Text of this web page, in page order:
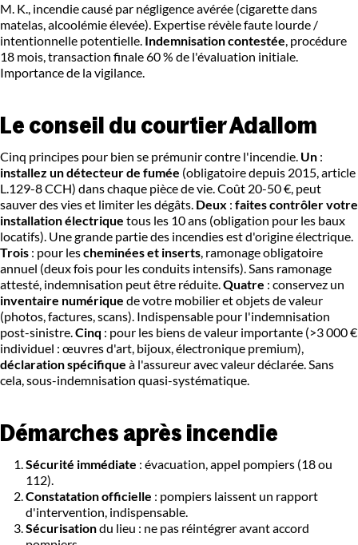
M. K., incendie causé par négligence avérée (cigarette dans
matelas, alcoolémie élevée). Expertise révèle faute lourde /
intentionnelle potentielle. Indemnisation contestée, procédure
18 mois, transaction finale 60 % de l'évaluation initiale.
Importance de la vigilance.
Le conseil du courtier Adallom
Cinq principes pour bien se prémunir contre l'incendie. Un :
installez un détecteur de fumée (obligatoire depuis 2015, article
L.129-8 CCH) dans chaque pièce de vie. Coût 20-50 €, peut
sauver des vies et limiter les dégâts. Deux : faites contrôler votre
installation électrique tous les 10 ans (obligation pour les baux
locatifs). Une grande partie des incendies est d'origine électrique.
Trois : pour lescheminées et inserts, ramonage obligatoire
annuel (deux fois pour les conduits intensifs). Sans ramonage
attesté, indemnisation peut être réduite.Quatre : conservez un
inventaire numérique de votre mobilier et objets de valeur
(photos, factures, scans). Indispensable pour l'indemnisation
post-sinistre.Cinq : pour les biens de valeur importante (>3 000 €
individuel : œuvres d'art, bijoux, électronique premium),
déclaration spécifique à l'assureur avec valeur déclarée. Sans
cela, sous-indemnisation quasi-systématique.
Démarches après incendie
Sécurité immédiate : évacuation, appel pompiers (18 ou
112).
Constatation officielle : pompiers laissent un rapport
d'intervention, indispensable.
Sécurisationdu lieu : ne pas réintégrer avant accord